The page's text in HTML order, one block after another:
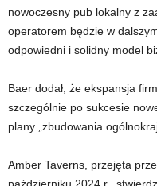
nowoczesny pub lokalny z
operatorem będzie w
odpowiedni i solidny model
Baer dodał, że ekspansja
szczególnie po sukcesie
plany „zbudowania
Amber Taverns, przejęta